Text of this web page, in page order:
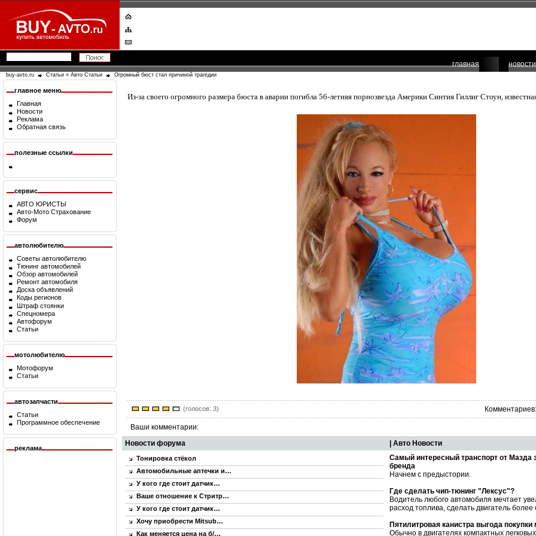
главная новости
buy-avto.ru Статьи » Авто Статьи Огромный бюст стал причиной трагедии
главное меню
Главная
Новости
Реклама
Обратная связь
полезные ссылки
сервис
АВТО ЮРИСТЫ
Авто-Мото Страхование
Форум
автолюбителю
Советы автолюбителю
Тюнинг автомобилей
Обзор автомобилей
Ремонт автомобиля
Доска объявлений
Коды регионов
Штраф стоянки
Спецномера
Автофорум
Статьи
мотолюбителю
Мотофорум
Статьи
автозапчасти
Статьи
Программное обеспечение
реклама
Из-за своего огромного размера бюста в аварии погибла 56-летняя порнозвезда Америки Синтия Гиллиг Стоун,
(голосов: 3)
Ваши комментарии:
Новости форума
| Авто Новости
Тонировка стёкол
Автомобильные аптечки и…
У кого где стоит датчик…
Ваше отношение к Стритр…
У кого где стоит датчик…
Хочу приобрести Mitsub…
Как меняется цена на б/…
Самый интересный транспорт от Мазда
бренда
Начнем с предыстории.
Где сделать чип-тюнинг "Лексус"?
Водитель любого автомобиля мечтает
расход топлива, сделать двигатель
Пятилитровая канистра выгода
Обычно в двигателях компактных